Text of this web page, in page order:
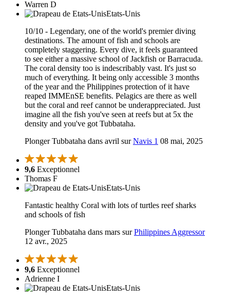
Warren D
Etats-Unis
10/10 - Legendary, one of the world's premier diving
destinations. The amount of fish and schools are
completely staggering. Every dive, it feels guaranteed
to see either a massive school of Jackfish or Barracuda.
The coral density too is indescribably vast. It's just so
much of everything. It being only accessible 3 months
of the year and the Philippines protection of it have
reaped IMMEnSE benefits. Pelagics are there as well
but the coral and reef cannot be underappreciated. Just
imagine all the fish you've seen at reefs but at 5x the
density and you've got Tubbataha.
Plonger Tubbataha dans avril surNavis 1 08 mai, 2025
9,6 Exceptionnel
Thomas F
Etats-Unis
Fantastic healthy Coral with lots of turtles reef sharks
and schools of fish
Plonger Tubbataha dans mars surPhilippines Aggressor
12 avr., 2025
9,6 Exceptionnel
Adrienne I
Etats-Unis